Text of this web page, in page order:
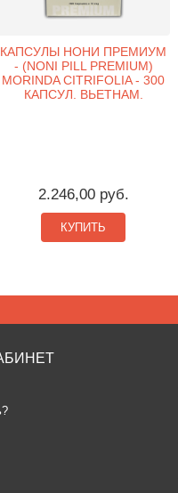
КАПСУЛЫ НОНИ ПРЕМИУМ
- (NONI PILL PREMIUM)
MORINDA CITRIFOLIA - 300
КАПСУЛ. ВЬЕТНАМ.
2.246,00 руб.
КУПИТЬ